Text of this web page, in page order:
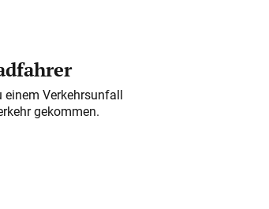
einem Verkehrsunfall
gekommen.